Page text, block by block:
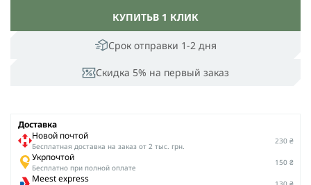
Срок отправки 1-2 дня
Скидка 5% на первый заказ
КУПИТЬВ 1 КЛИК
Доставка
Новой почтой
Беcплатная доставка на заказ от 2 тыс. грн.
230 ₴
Укрпочтой
Бесплатно при полной оплате
150 ₴
Meest express